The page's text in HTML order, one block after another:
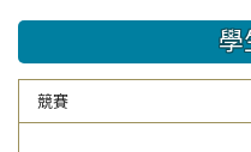
學
競賽